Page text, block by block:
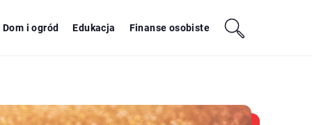
Dom i ogród Edukacja Finanse osobiste